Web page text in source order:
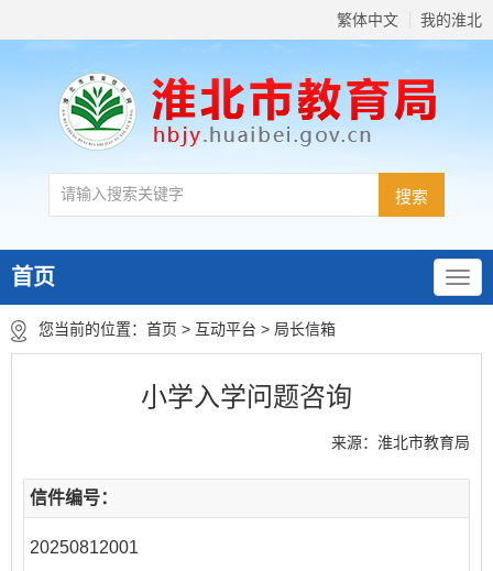
繁体中文 我的淮北
首页
您当前的位置： 首页 > 互动平台 > 局长信箱
小学入学问题咨询
来源：淮北市教育局
信件编号：
20250812001